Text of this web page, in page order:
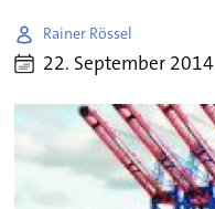
Rainer Rössel
22. September 2014